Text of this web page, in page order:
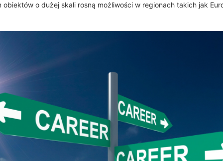
o dużej skali rosną możliwości w regionach takich jak